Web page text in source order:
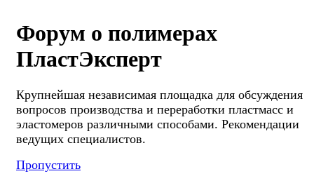
Форум о полимерах
ПластЭксперт
Крупнейшая независимая площадка для обсуждения
вопросов производства и переработки пластмасс и
эластомеров различными способами. Рекомендации
ведущих специалистов.
Пропустить